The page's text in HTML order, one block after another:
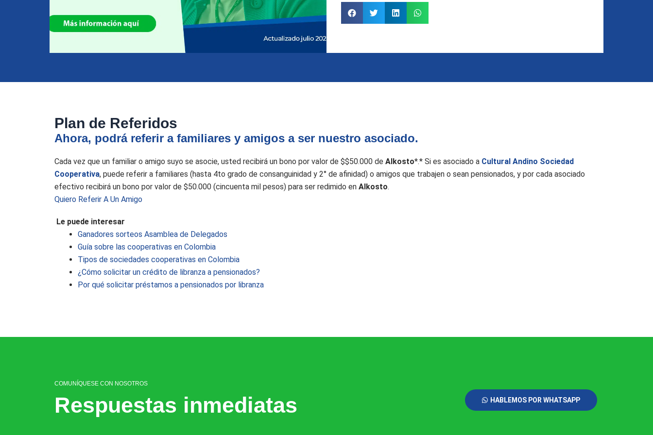
Plan de Referidos
Ahora, podrá referir a familiares y amigos a ser nuestro asociado.
Cada vez que un familiar o amigo suyo se asocie, usted recibirá un bono por valor de $$50.000 de Alkosto*.* Si es asociado a Cultural Andino Sociedad
Cooperativa, puede referir a familiares (hasta 4to grado de consanguinidad y 2° de afinidad) o amigos que trabajen o sean pensionados, y por cada asociado
efectivo recibirá un bono por valor de $50.000 (cincuenta mil pesos) para ser redimido en Alkosto.
Quiero Referir A Un Amigo
Le puede interesar
Ganadores sorteos Asamblea de Delegados
Guía sobre las cooperativas en Colombia
Tipos de sociedades cooperativas en Colombia
¿Cómo solicitar un crédito de libranza a pensionados?
Por qué solicitar préstamos a pensionados por libranza
COMUNÍQUESE CON NOSOTROS
Respuestas inmediatas HABLEMOS POR WHATSAPP